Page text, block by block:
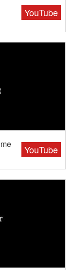
YouTube
YouTube